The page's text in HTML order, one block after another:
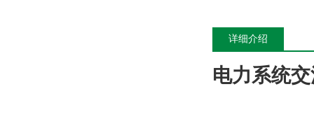
详细介绍
电力系统